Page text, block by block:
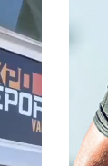
ویدیو